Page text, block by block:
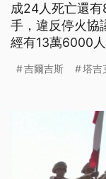
成24人死亡還
手，違反停火協
經有13萬6000
吉爾吉斯 塔吉